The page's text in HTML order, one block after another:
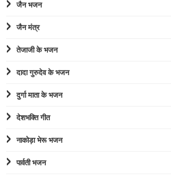
जैन भजन
जैन मंत्र
तेजाजी के भजन
दादा गुरुदेव के भजन
दुर्गा माता के भजन
देशभक्ति गीत
नाकोड़ा भेरू भजन
पार्वती भजन